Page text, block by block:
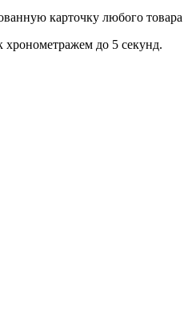
карточку любого
хронометражем до 5 секунд.